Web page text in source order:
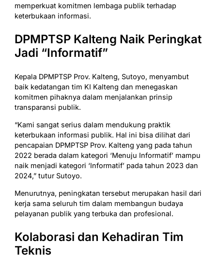
memperkuat komitmen lembaga publik terhadap
keterbukaan informasi.
DPMPTSP Kalteng Naik Peringkat
Jadi “Informatif”
Kepala DPMPTSP Prov. Kalteng, Sutoyo, menyambut
baik kedatangan tim KI Kalteng dan menegaskan
komitmen pihaknya dalam menjalankan prinsip
transparansi publik.
“Kami sangat serius dalam mendukung praktik
keterbukaan informasi publik. Hal ini bisa dilihat dari
pencapaian DPMPTSP Prov. Kalteng yang pada tahun
2022 berada dalam kategori ‘Menuju Informatif’ mampu
naik menjadi kategori ‘Informatif’ pada tahun 2023 dan
2024,” tutur Sutoyo.
Menurutnya, peningkatan tersebut merupakan hasil dari
kerja sama seluruh tim dalam membangun budaya
pelayanan publik yang terbuka dan profesional.
Kolaborasi dan Kehadiran Tim
Teknis